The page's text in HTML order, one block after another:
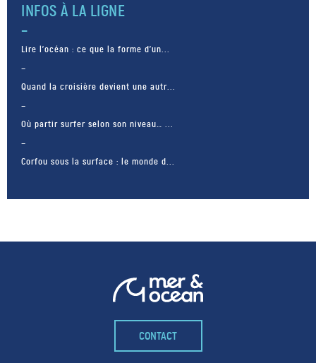
INFOS À LA LIGNE
Lire l’océan : ce que la forme d’un...
Quand la croisière devient une autr...
Où partir surfer selon son niveau… ...
Corfou sous la surface : le monde d...
– FACEBOOK –
CONTACT